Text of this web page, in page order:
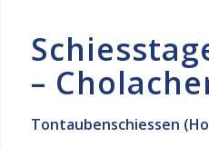
–
Tontaubenschiessen